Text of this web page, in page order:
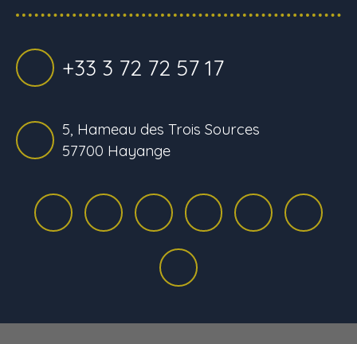
+33 3 72 72 57 17
5, Hameau des Trois Sources
57700 Hayange